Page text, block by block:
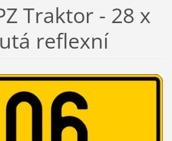
Traktor - 28 x
reflexní